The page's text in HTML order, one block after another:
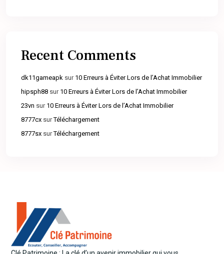
Recent Comments
dk11gameapk sur 10 Erreurs à Éviter Lors de l’Achat Immobilier
hipsph88 sur 10 Erreurs à Éviter Lors de l’Achat Immobilier
23vn sur 10 Erreurs à Éviter Lors de l’Achat Immobilier
8777cx surTéléchargement
8777sx surTéléchargement